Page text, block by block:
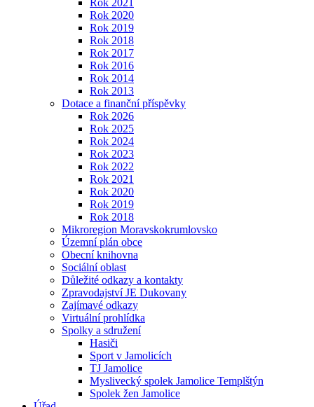
Rok 2021
Rok 2020
Rok 2019
Rok 2018
Rok 2017
Rok 2016
Rok 2014
Rok 2013
Dotace a finanční příspěvky
Rok 2026
Rok 2025
Rok 2024
Rok 2023
Rok 2022
Rok 2021
Rok 2020
Rok 2019
Rok 2018
Mikroregion Moravskokrumlovsko
Územní plán obce
Obecní knihovna
Sociální oblast
Důležité odkazy a kontakty
Zpravodajství JE Dukovany
Zajímavé odkazy
Virtuální prohlídka
Spolky a sdružení
Hasiči
Sport v Jamolicích
TJ Jamolice
Myslivecký spolek Jamolice Templštýn
Spolek žen Jamolice